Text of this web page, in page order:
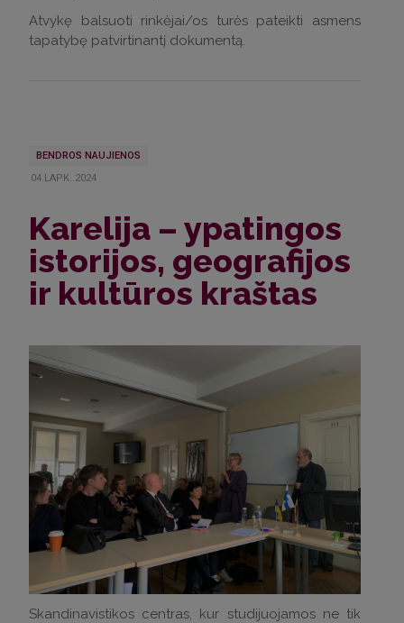
Atvykę balsuoti rinkėjai/os turės pateikti asmens
tapatybę patvirtinantį dokumentą.
BENDROS NAUJIENOS
04.LAPK..2024
Karelija – ypatingos
istorijos, geografijos
ir kultūros kraštas
Skandinavistikos centras, kur studijuojamos ne tik